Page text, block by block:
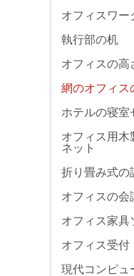
オフィスワー
執行部の机
オフィスの高
網のオフィス
ホテルの寝室
オフィス用木
ネット
折り畳み式の
オフィスの会
オフィス家具
オフィス受付
現代コンピュ